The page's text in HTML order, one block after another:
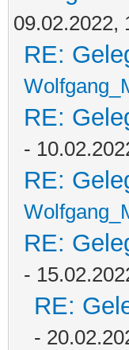
09.02.2022,
RE:
RE:
-
RE:
RE:
-
RE:
-